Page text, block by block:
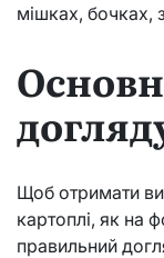
мішках, бочках,
Щоб отримати
картоплі, як на
правильний